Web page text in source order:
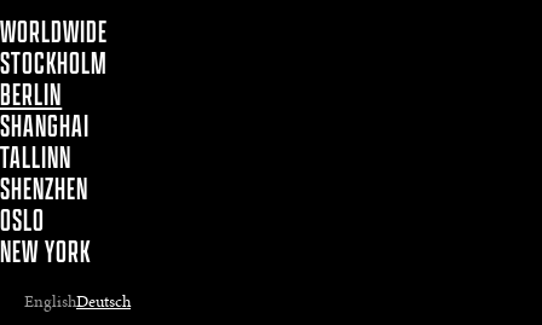
WORLDWIDE
STOCKHOLM
BERLIN
SHANGHAI
TALLINN
SHENZHEN
OSLO
NEW YORK
EnglishDeutsch